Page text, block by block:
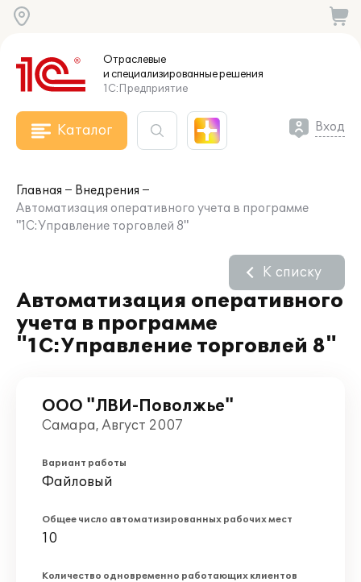
Отраслевые
и специализированныерешения
1С:Предприятие
Каталог Вход
Главная
Внедрения
Автоматизация оперативного учета в программе
"1С:Управление торговлей 8"
Автоматизация оперативного
учета в программе
"1С:Управление торговлей 8"
К списку
ООО "ЛВИ-Поволжье"
Самара, Август 2007
Вариант работы
Файловый
Общее число автоматизированных рабочих мест
10
Количество одновременно работающих клиентов